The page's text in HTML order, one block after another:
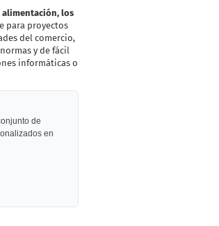
alimentación, los
para proyectos
del comercio,
y de fácil
informáticas o
de
en